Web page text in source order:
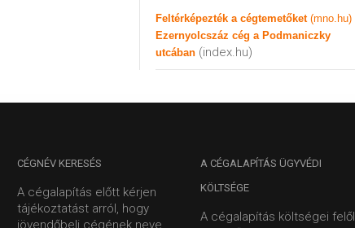
Feltérképezték a cégtemetőket (mno.hu)
Ezernyolcszáz cég a Podmaniczky
utcában (index.hu)
CÉGNÉV KERESÉS
A cégalapítás előtt kérjen
tájékoztatást arról, hogy
jövendőbeli cégének neve
A CÉGALAPÍTÁS ÜGYVÉDI
KÖLTSÉGE
A cégalapítás költségei felől